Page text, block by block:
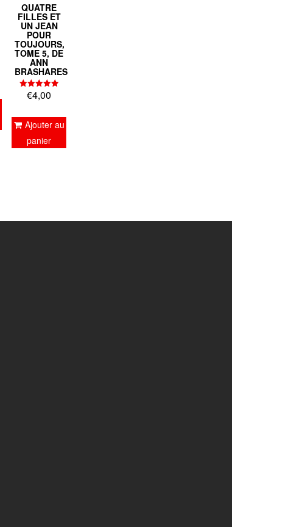
QUATRE
FILLES ET
UN JEAN
POUR
TOUJOURS,
TOME 5, DE
ANN
BRASHARES
Note
5.00
€4,00
Ajouter au
panier